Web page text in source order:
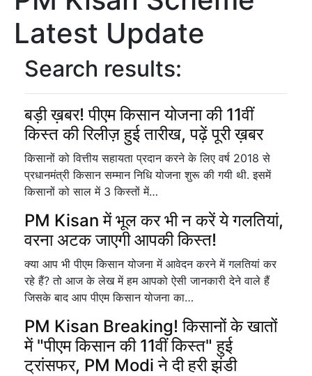
Latest Update
Search results:
बड़ी ख़बर! पीएम किसान योजना की 11वीं
किस्त की रिलीज़ हुई तारीख, पढ़ें पूरी ख़बर
किसानों को वित्तीय सहायता प्रदान करने के लिए वर्ष 2018 से
प्रधानमंत्री किसान सम्मान निधि योजना शुरू की गयी थी. इसमें
किसानों को साल में 3 किस्तों में…
PM Kisan में भूल कर भी न करें ये गलतियां,
वरना अटक जाएगी आपकी किस्त!
क्या आप भी पीएम किसान योजना में आवेदन करने में गलतियां कर
रहे हैं? तो आज के लेख में हम आपको ऐसी जानकारी देने वाले हैं
जिसके बाद आप पीएम किसान योजना का…
PM Kisan Breaking! किसानों के खातों
में "पीएम किसान की 11वीं किस्त" हुई
ट्रांसफर, PM Modi ने दी हरी झंडी